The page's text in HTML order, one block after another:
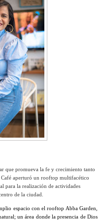
que promueva la fe y crecimiento tanto
aperturó un rooftop multifacético
para la realización de actividades
de la ciudad.
espacio con el rooftop Abba Garden,
un área donde la presencia de Dios